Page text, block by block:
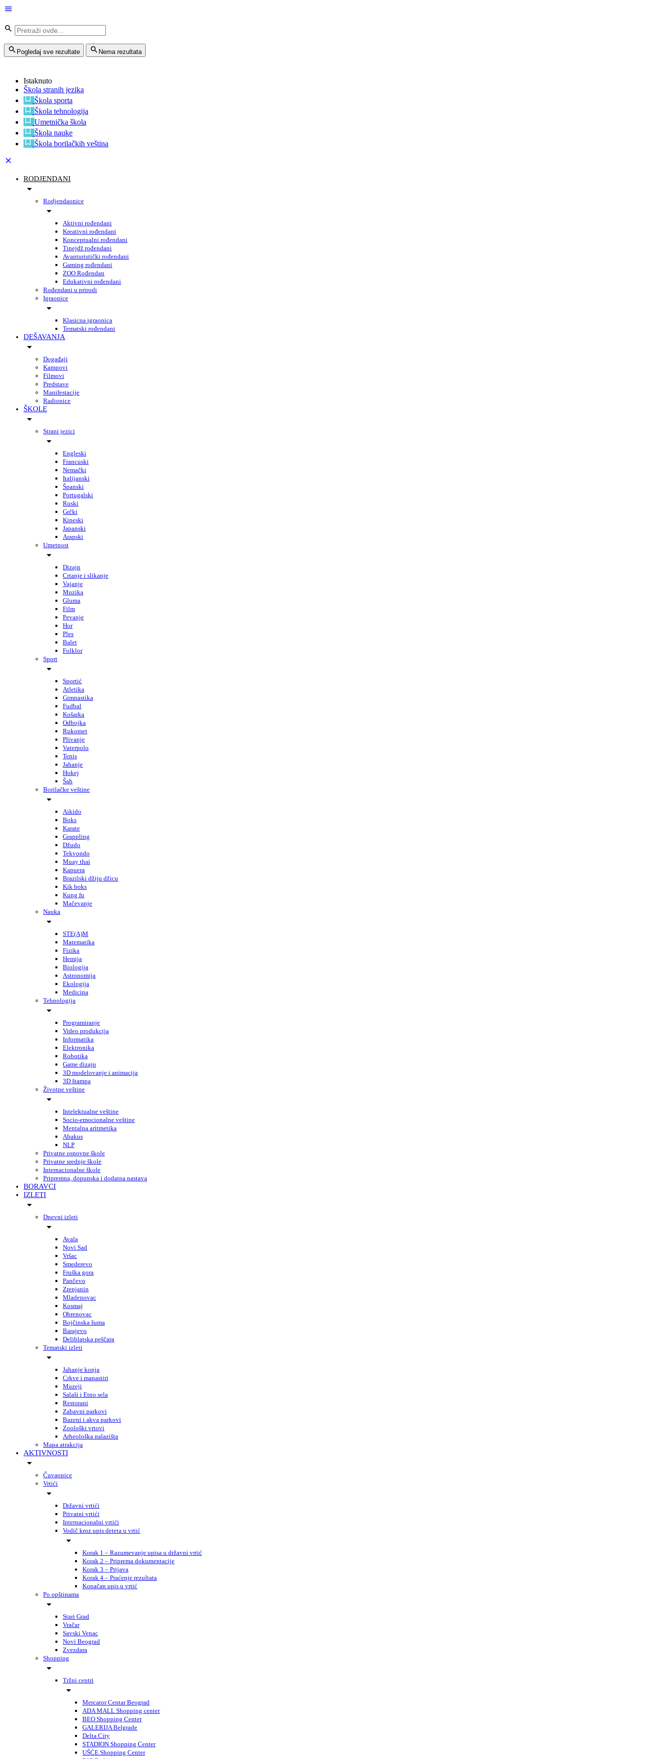
Pogledaj sve rezultate Nema rezultata
Istaknuto
Škola stranih jezika
Škola sporta
Škola tehnologija
Umetnička škola
Škola nauke
Škola borilačkih veština
RODJENDANI
Rodjendaonice
Aktivni rođendani
Kreativni rođendani
Konceptualni rođendani
Tinejdž rođendani
Avanturistički rođendani
Gaming rođendani
ZOO Rođendan
Edukativni rođendani
Rođendani u prirodi
Igraonice
Klasicna igraonica
Tematski rođendani
DEŠAVANJA
Događaji
Kampovi
Filmovi
Predstave
Manifestacije
Radionice
ŠKOLE
Strani jezici
Engleski
Francuski
Nemački
Italijanski
Španski
Portugalski
Ruski
Grčki
Kineski
Japanski
Arapski
Umetnost
Dizajn
Crtanje i slikanje
Vajanje
Muzika
Gluma
Film
Pevanje
Hor
Ples
Balet
Folklor
Sport
Sportić
Atletika
Gimnastika
Fudbal
Košarka
Odbojka
Rukomet
Plivanje
Vaterpolo
Tenis
Jahanje
Hokej
Šah
Borilačke veštine
Aikido
Boks
Karate
Grappling
Džudo
Tekvondo
Muay thai
Kapuera
Brazilski džiju džicu
Kik boks
Kung fu
Mačevanje
Nauka
STE(A)M
Matematika
Fizika
Hemija
Biologija
Astronomija
Ekologija
Medicina
Tehnologija
Programiranje
Video produkcija
Informatika
Elektronika
Robotika
Game dizajn
3D modelovanje i animacija
3D štampa
Životne veštine
Intelektualne veštine
Socio-emocionalne veštine
Mentalna aritmetika
Abakus
NLP
Privatne osnovne škole
Privatne srednje škole
Internacionalne škole
Pripremna, dopunska i dodatna nastava
BORAVCI
IZLETI
Dnevni izleti
Avala
Novi Sad
Vršac
Smederevo
Fruška gora
Pančevo
Zrenjanin
Mladenovac
Kosmaj
Obrenovac
Bojčinska šuma
Barajevo
Deliblatska peščara
Tematski izleti
Jahanje konja
Crkve i manastiri
Muzeji
Salaši i Etno sela
Restorani
Zabavni parkovi
Bazeni i akva parkovi
Zoološki vrtovi
Arheološka nalazišta
Mapa atrakcija
AKTIVNOSTI
Čuvaonice
Vrtići
Državni vrtići
Privatni vrtići
Internacionalni vrtići
Vodič kroz upis deteta u vrtić
Korak 1 – Razumevanje upisa u državni vrtić
Korak 2 – Priprema dokumentacije
Korak 3 – Prijava
Korak 4 – Praćenje rezultata
Konačan upis u vrtić
Po opštinama
Stari Grad
Vračar
Savski Venac
Novi Beograd
Zvezdara
Shopping
Tržni centri
Mercator Centar Beograd
ADA MALL Shopping center
BEO Shopping Center
GALERIJA Belgrade
Delta City
STADION Shopping Center
UŠĆE Shopping Center